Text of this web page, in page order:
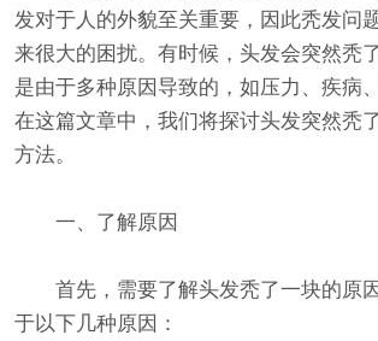
发对于人的外貌至关重要，因此秃发问
来很大的困扰。有时候，头发会突然秃
是由于多种原因导致的，如压力、疾病
在这篇文章中，我们将探讨头发突然秃
方法。
一、了解原因
首先，需要了解头发秃了一块的原
于以下几种原因：